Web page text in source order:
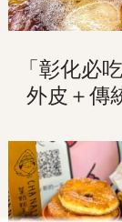
「彰化必
外皮＋傳